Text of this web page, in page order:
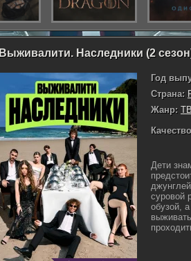
Выживалити. Наследники (2
Год
Страна:
Жанр:
Дети
суровой
обузой,